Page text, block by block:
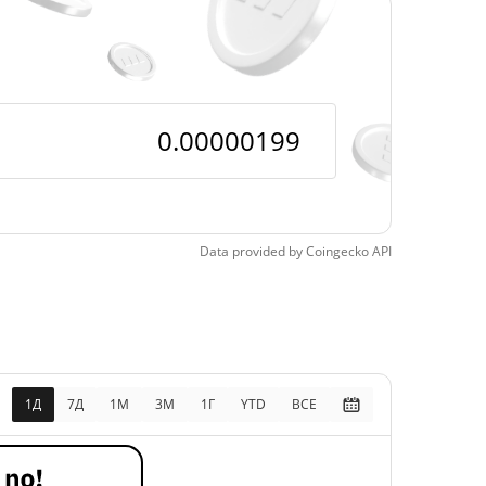
мин.
$0,00000171
15.84%
Data provided byCoingeckoAPI
1Д 7Д 1М 3M 1Г YTD ВСЕ